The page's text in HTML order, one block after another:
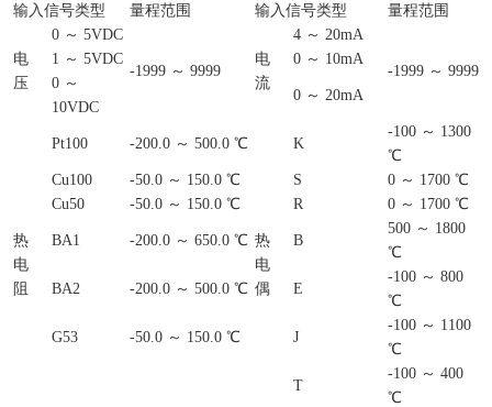
输入信号类型
量程范围 输入信号类型 量程范围
电
压
0 ～ 5VDC
-1999 ～ 9999
电
流
4 ～ 20mA
-1999 ～ 9999
1 ～ 5VDC
0 ～ 10mA
0 ～
10VDC
0 ～ 20mA
热
电
阻
Pt100 -200.0 ～ 500.0 ℃
热
电
偶
K
-100 ～ 1300
℃
Cu100
-50.0 ～ 150.0 ℃ S
0 ～ 1700 ℃
Cu50
-50.0 ～ 150.0 ℃ R 0 ～ 1700 ℃
BA1 -200.0 ～ 650.0 ℃ B
500 ～ 1800
℃
BA2 -200.0 ～ 500.0 ℃ E
-100 ～ 800
℃
G53 -50.0 ～ 150.0 ℃ J
-100 ～ 1100
℃
T
-100 ～ 400
℃